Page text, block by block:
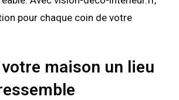
pour chaque coin de votre
maison un lieu